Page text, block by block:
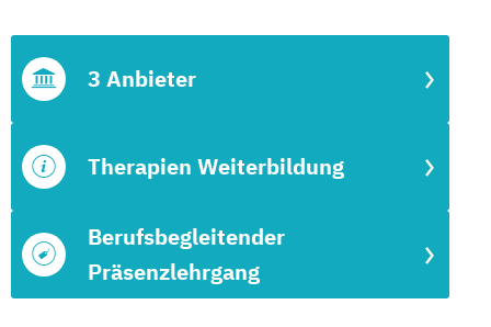
Berufsbegleitender
Präsenzlehrgang
Therapien Weiterbildung
3 Anbieter